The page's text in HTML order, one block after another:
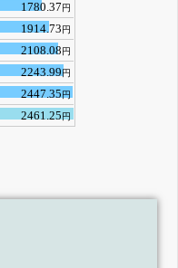
1780.37円
1914.73円
2108.08円
2243.99円
2447.35円
2461.25円